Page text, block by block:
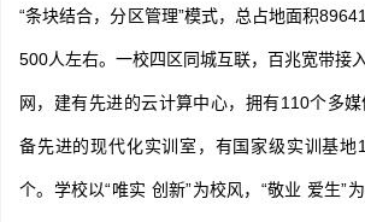
“条块结合，分区管理”模式，总占地面积
500人左右。一校四区同城互联，百兆宽带接
网，建有先进的云计算中心，拥有110个多
备先进的现代化实训室，有国家级实训基地
个。学校以“唯实 创新”为校风，“敬业 爱生”